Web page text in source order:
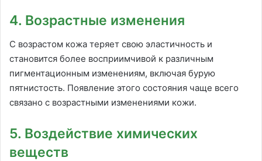
4. Возрастные изменения
С возрастом кожа теряет свою эластичность и
становится более восприимчивой к различным
пигментационным изменениям, включая бурую
пятнистость. Появление этого состояния чаще всего
связано с возрастными изменениями кожи.
5. Воздействие химических
веществ